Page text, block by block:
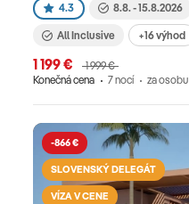
4.3 8.8. - 15.8.2026
All Inclusive +16 výhod
1 199 €
1 999 €
Konečná cena
7 nocí za osobu
-866 €
SLOVENSKÝ DELEGÁT
VÍZA V CENE